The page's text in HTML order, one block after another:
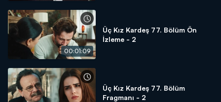
00:01:09
Üç Kız Kardeş 77. Bölüm Ön
İzleme - 2
Üç Kız Kardeş 77. Bölüm
Fragmanı - 2